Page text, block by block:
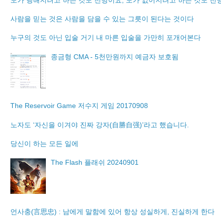
사람을 믿는 것은 사람을 담을 수 있는 그릇이 된다는 것이다
누구의 것도 아닌 입술 거기 내 마른 입술을 가만히 포개어본다
종금형 CMA - 5천만원까지 예금자 보호됨
The Reservoir Game 저수지 게임 20170908
노자도 ‘자신을 이겨야 진짜 강자(自勝自强)’라고 했습니다.
당신이 하는 모든 일에
The Flash 플래쉬 20240901
언사충(言思忠) : 남에게 말함에 있어 항상 성실하게, 진실하게 한다